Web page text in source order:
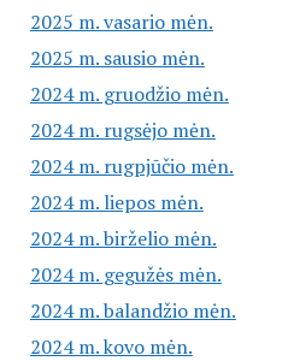
2025 m. vasario mėn.
2025 m. sausio mėn.
2024 m. gruodžio mėn.
2024 m. rugsėjo mėn.
2024 m. rugpjūčio mėn.
2024 m. liepos mėn.
2024 m. birželio mėn.
2024 m. gegužės mėn.
2024 m. balandžio mėn.
2024 m. kovo mėn.